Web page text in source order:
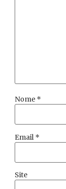
Nome *
Email *
Site